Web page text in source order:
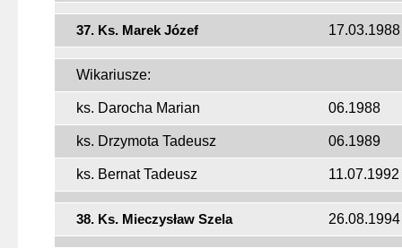
37. Ks. Marek Józef 17.03.1988
Wikariusze:
ks. Darocha Marian 06.1988
ks. Drzymota Tadeusz 06.1989
ks. Bernat Tadeusz 11.07.1992
38. Ks. Mieczysław Szela 26.08.1994